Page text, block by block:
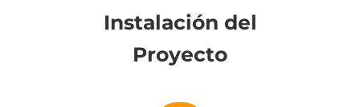
Instalación del
Proyecto